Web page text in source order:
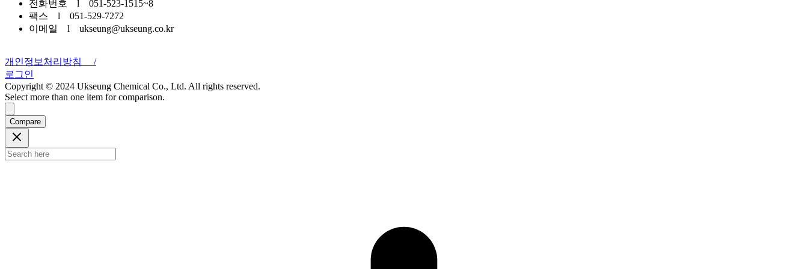
전화번호 l 051-523-1515~8
팩스 l 051-529-7272
이메일 l ukseung@ukseung.co.kr
개인정보처리방침 /
로그인
Copyright © 2024 Ukseung Chemical Co., Ltd. All rights reserved.
Select more than one item for comparison.
Compare